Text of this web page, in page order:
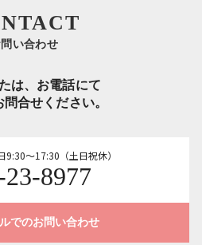
い合わせ
は、お電話にて
合せください。
9:30～17:30（土日祝休）
8977
でのお問い合わせ